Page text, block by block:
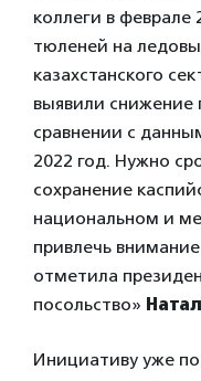
коллеги в феврале
тюленей на
казахстанского
выявили снижение
сравнении с
2022 год. Нужно
сохранение
национальном и
привлечь
отметила
посольство»
Инициативу уже